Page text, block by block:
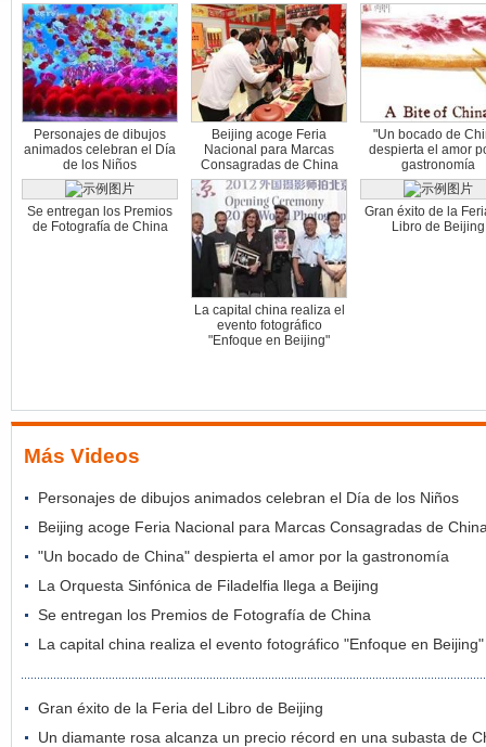
Personajes de dibujos
animados celebran el Día
de los Niños
Beijing acoge Feria
Nacional para Marcas
Consagradas de China
"Un bocado de
despierta el amor
gastronomía
Se entregan los Premios
de Fotografía de China
La capital china realiza el
evento fotográfico
"Enfoque en Beijing"
Gran éxito de la
Libro de Beijing
Más Videos
Personajes de dibujos animados celebran el Día de los Niños
Beijing acoge Feria Nacional para Marcas Consagradas de
"Un bocado de China" despierta el amor por la gastronomía
La Orquesta Sinfónica de Filadelfia llega a Beijing
Se entregan los Premios de Fotografía de China
La capital china realiza el evento fotográfico "Enfoque en Beijing"
Gran éxito de la Feria del Libro de Beijing
Un diamante rosa alcanza un precio récord en una subasta de